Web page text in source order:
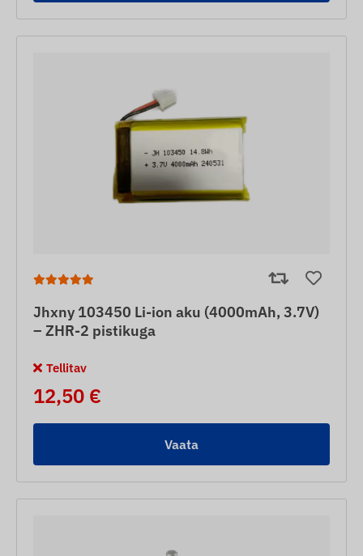
Jhxny 103450 Li-ion aku (4000mAh, 3.7V)
– ZHR-2 pistikuga
Tellitav
12,50 €
Vaata